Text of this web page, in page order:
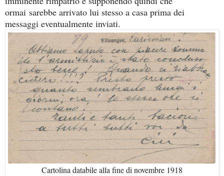
ormai sarebbe arrivato lui stesso a casa prima dei
messaggi eventualmente inviati.
Cartolina databile alla fine di novembre 1918